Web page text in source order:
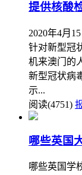
提供核酸
2020年4月
针对新型冠
机来澳门的
新型冠状病
示...
阅读(4751)
哪些英国
哪些英国学